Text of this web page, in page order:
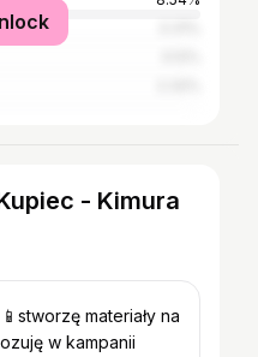
- Kimura
materiały na
w kampanii